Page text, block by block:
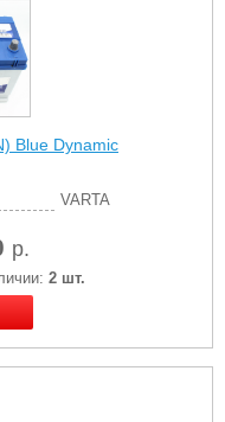
Blue Dynamic
VARTA
р.
2 шт.